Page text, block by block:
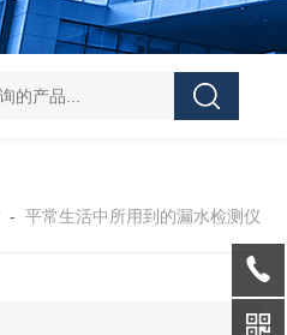
JT－3000升级款智能数字式漏水检测
- 平常生活中所用到的漏水检测仪